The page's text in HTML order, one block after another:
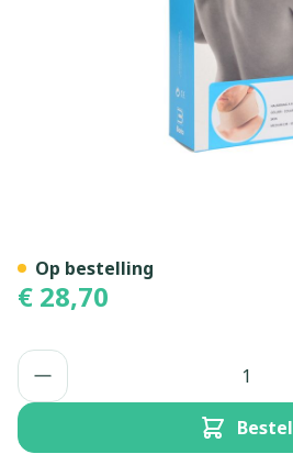
€ 28,70
Aantal
Bestel
Op bestelling